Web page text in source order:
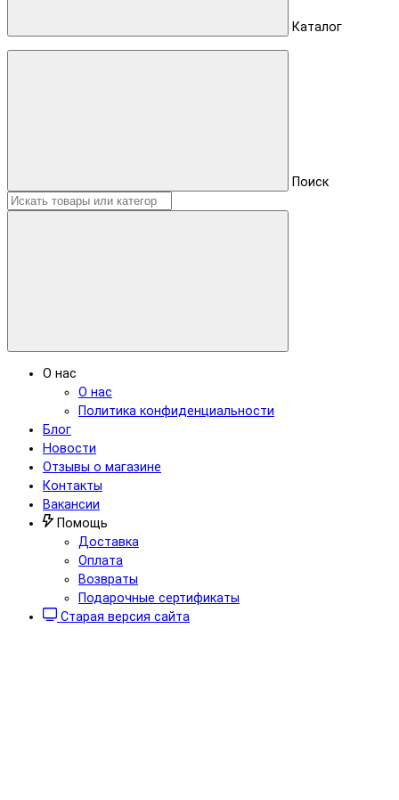
Каталог
Поиск
О нас
О нас
Политика конфиденциальности
Блог
Новости
Отзывы о магазине
Контакты
Вакансии
Помощь
Доставка
Оплата
Возвраты
Подарочные сертификаты
Старая версия сайта